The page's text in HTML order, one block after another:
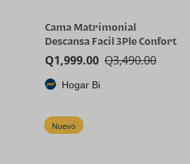
Cama Matrimonial
Descansa Facil 3Ple Confort
Q3,490.00
Q1,999.00
Hogar Bi
Nuevo